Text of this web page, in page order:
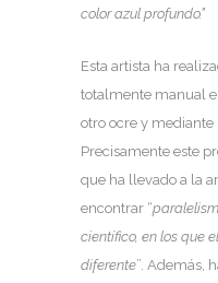
color azul profundo.”
Esta artista ha
totalmente manual
otro ocre y mediante
Precisamente este
que ha llevado a la
encontrar “
científico, en los que
diferente”. Además,